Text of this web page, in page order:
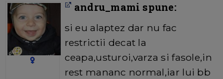
andru_mami spune:
si eu alaptez dar nu fac
restrictii decat la
ceapa,usturoi,varza si fasole,in
rest mananc normal,iar lui bb